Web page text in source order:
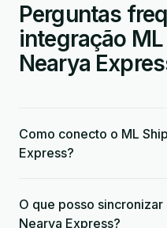
Perguntas
integração
Nearya
Como conecto o ML
Express?
O que posso
Nearya Express?